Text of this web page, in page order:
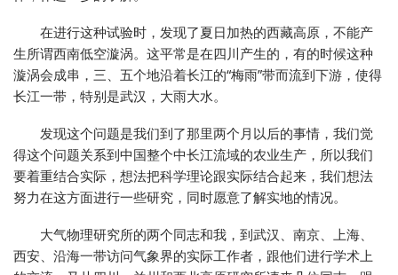
在进行这种试验时，发现了夏日加热的西藏高原，不能产
生所谓西南低空漩涡。这平常是在四川产生的，有的时候这种
漩涡会成串，三、五个地沿着长江的“梅雨”带而流到下游，使得
长江一带，特别是武汉，大雨大水。
发现这个问题是我们到了那里两个月以后的事情，我们觉
得这个问题关系到中国整个中长江流域的农业生产，所以我们
要着重结合实际，想法把科学理论跟实际结合起来，我们想法
努力在这方面进行一些研究，同时愿意了解实地的情况。
大气物理研究所的两个同志和我，到武汉、南京、上海、
西安、沿海一带访问气象界的实际工作者，跟他们进行学术上